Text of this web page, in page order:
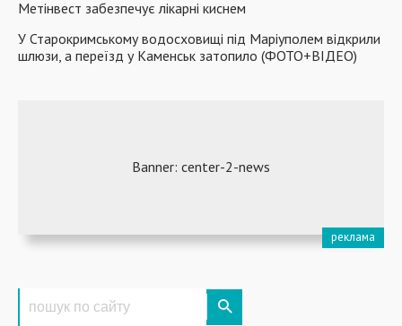
Метінвест забезпечує лікарні киснем
У Старокримському водосховищі під Маріуполем відкрили
шлюзи, а переїзд у Каменськ затопило (ФОТО+ВІДЕО)